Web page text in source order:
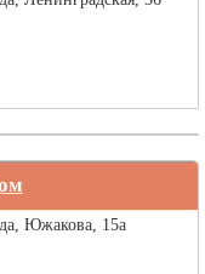
Южакова, 15а